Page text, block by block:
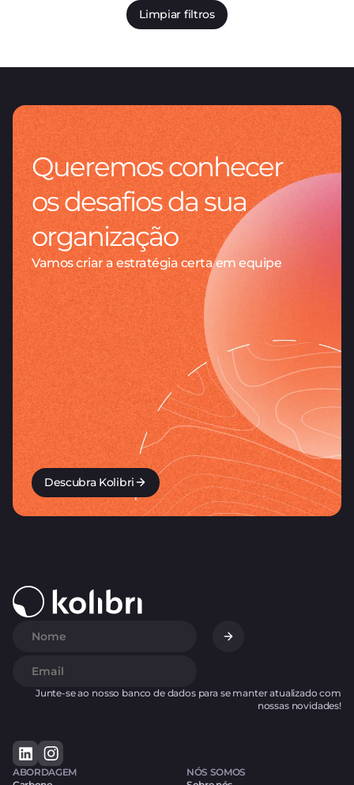
Limpiar filtros
Queremos conhecer
os desafios da sua
organização
Vamos criar a estratégia certa em equipe
Descubra Kolibri
Junte-se ao nosso banco de dados para se manter atualizado com
nossas novidades!
ABORDAGEM
NÓS SOMOS